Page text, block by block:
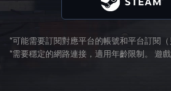
*可能需要訂閱對應平台的帳號和平台訂閱（
*需要穩定的網路連接，適用年齡限制。 遊戲